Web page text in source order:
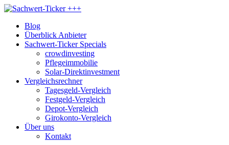
Blog
Überblick Anbieter
Sachwert-Ticker Specials
crowdinvesting
Pflegeimmobilie
Solar-Direktinvestment
Vergleichsrechner
Tagesgeld-Vergleich
Festgeld-Vergleich
Depot-Vergleich
Girokonto-Vergleich
Über uns
Kontakt